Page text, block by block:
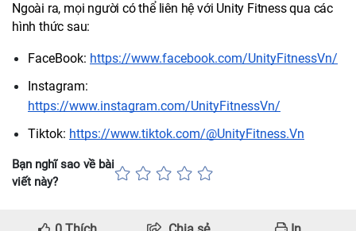
Ngoài ra, mọi người có thể liên hệ với Unity Fitness qua các
hình thức sau:
FaceBook: https://www.facebook.com/UnityFitnessVn/
https://www.instagram.com/UnityFitnessVn/
Tiktok: https://www.tiktok.com/@UnityFitness.Vn
Bạn nghĩ sao về bài
viết này?